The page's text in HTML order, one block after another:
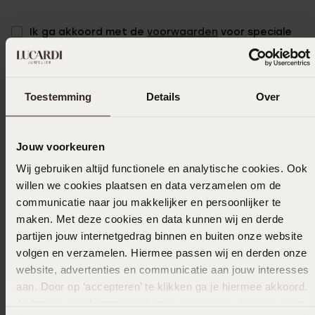
Toestemming Details Over
Jouw voorkeuren
Wij gebruiken altijd functionele en analytische cookies. Ook
willen we cookies plaatsen en data verzamelen om de
communicatie naar jou makkelijker en persoonlijker te
maken. Met deze cookies en data kunnen wij en derde
partijen jouw internetgedrag binnen en buiten onze website
volgen en verzamelen. Hiermee passen wij en derden onze
website, advertenties en communicatie aan jouw interesses
aan. Door op ‘accepteren’ te klikken ga je hiermee akkoord.
Ik ga akkoord met de voorwaarden voor speciale
Ook leuk voor jou